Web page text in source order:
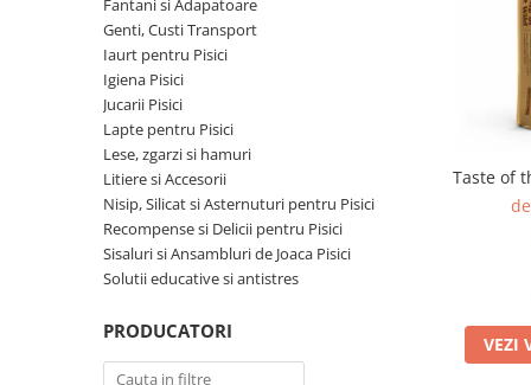
Brit Premium
Hrana Umeda Caini
Brit Premium
Fantani si Adapatoare
Genti, Custi Transport
Iaurt pentru Pisici
Igiena Pisici
Jucarii Pisici
Lapte pentru Pisici
Lese, zgarzi si hamuri
Litiere si Accesorii
Nisip, Silicat si Asternuturi pentru Pisici
Recompense si Delicii pentru Pisici
Sisaluri si Ansambluri de Joaca Pisici
Solutii educative si antistres
PRODUCATORI
Taste of
VEZI